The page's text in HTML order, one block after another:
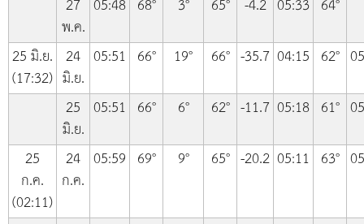
27
พ.ค.
05:48 68° 3° 65° -4.2 05:33 64°
25 มิ.ย.
(17:32)
24
มิ.ย.
05:51 66° 19° 66° -35.7 04:15 62°
25
มิ.ย.
05:51 66° 6° 62° -11.7 05:18 61°
25
ก.ค.
(02:11)
24
ก.ค.
05:59 69° 9° 65° -20.2 05:11 63°